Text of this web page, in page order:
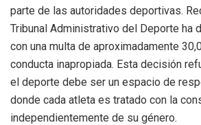
parte de las autoridades deportivas.
Tribunal Administrativo del Deporte ha
con una multa de aproximadamente
conducta inapropiada. Esta decisión
el deporte debe ser un espacio de
donde cada atleta es tratado con la
independientemente de su género.